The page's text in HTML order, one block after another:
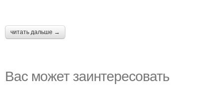
читать дальше →
Вас может заинтересовать